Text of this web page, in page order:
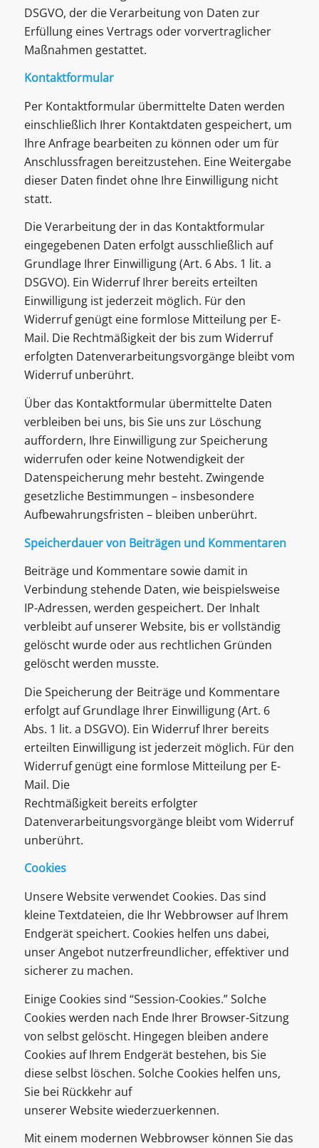
DSGVO, der die Verarbeitung von Daten zur
Erfüllung eines Vertrags oder vorvertraglicher
Maßnahmen gestattet.
Kontaktformular
Per Kontaktformular übermittelte Daten werden
einschließlich Ihrer Kontaktdaten gespeichert, um
Ihre Anfrage bearbeiten zu können oder um für
Anschlussfragen bereitzustehen. Eine Weitergabe
dieser Daten findet ohne Ihre Einwilligung nicht
statt.
Die Verarbeitung der in das Kontaktformular
eingegebenen Daten erfolgt ausschließlich auf
Grundlage Ihrer Einwilligung (Art. 6 Abs. 1 lit. a
DSGVO). Ein Widerruf Ihrer bereits erteilten
Einwilligung ist jederzeit möglich. Für den
Widerruf genügt eine formlose Mitteilung per E-
Mail. Die Rechtmäßigkeit der bis zum Widerruf
erfolgten Datenverarbeitungsvorgänge bleibt vom
Widerruf unberührt.
Über das Kontaktformular übermittelte Daten
verbleiben bei uns, bis Sie uns zur Löschung
auffordern, Ihre Einwilligung zur Speicherung
widerrufen oder keine Notwendigkeit der
Datenspeicherung mehr besteht. Zwingende
gesetzliche Bestimmungen – insbesondere
Aufbewahrungsfristen – bleiben unberührt.
Speicherdauer von Beiträgen und Kommentaren
Beiträge und Kommentare sowie damit in
Verbindung stehende Daten, wie beispielsweise
IP-Adressen, werden gespeichert. Der Inhalt
verbleibt auf unserer Website, bis er vollständig
gelöscht wurde oder aus rechtlichen Gründen
gelöscht werden musste.
Die Speicherung der Beiträge und Kommentare
erfolgt auf Grundlage Ihrer Einwilligung (Art. 6
Abs. 1 lit. a DSGVO). Ein Widerruf Ihrer bereits
erteilten Einwilligung ist jederzeit möglich. Für den
Widerruf genügt eine formlose Mitteilung per E-
Mail. Die
Rechtmäßigkeit bereits erfolgter
Datenverarbeitungsvorgänge bleibt vom Widerruf
unberührt.
Cookies
Unsere Website verwendet Cookies. Das sind
kleine Textdateien, die Ihr Webbrowser auf Ihrem
Endgerät speichert. Cookies helfen uns dabei,
unser Angebot nutzerfreundlicher, effektiver und
sicherer zu machen.
Einige Cookies sind “Session-Cookies.” Solche
Cookies werden nach Ende Ihrer Browser-Sitzung
von selbst gelöscht. Hingegen bleiben andere
Cookies auf Ihrem Endgerät bestehen, bis Sie
diese selbst löschen. Solche Cookies helfen uns,
Sie bei Rückkehr auf
unserer Website wiederzuerkennen.
Mit einem modernen Webbrowser können Sie das